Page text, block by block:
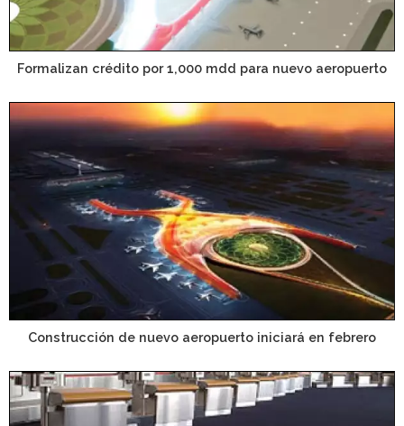
Formalizan crédito por 1,000 mdd para nuevo aeropuerto
Construcción de nuevo aeropuerto iniciará en febrero